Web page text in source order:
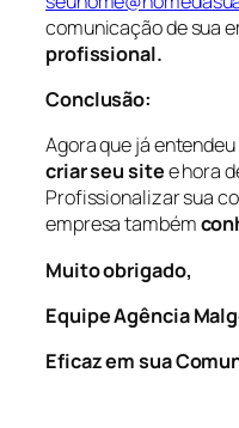
comunicação de sua
profissional.
Conclusão:
Agora que já
criar seu sitee hora
Profissionalizar sua
empresa também
Muito obrigado,
Equipe Agência
Eficaz em sua